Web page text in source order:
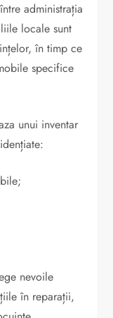
administrația
locale sunt
în timp ce
specifice
unui inventar
nevoile
în reparații,